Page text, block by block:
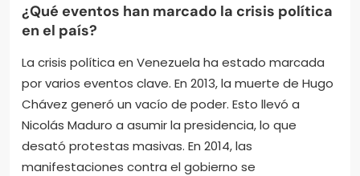
¿Qué eventos han marcado la crisis política
en el país?
La crisis política en Venezuela ha estado marcada
por varios eventos clave. En 2013, la muerte de Hugo
Chávez generó un vacío de poder. Esto llevó a
Nicolás Maduro a asumir la presidencia, lo que
desató protestas masivas. En 2014, las
manifestaciones contra el gobierno se